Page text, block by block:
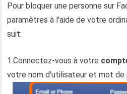
Pour bloquer une personne sur
paramètres à l'aide de votre
suit:
1.Connectez-vous à votre
votre nom d'utilisateur et mot de